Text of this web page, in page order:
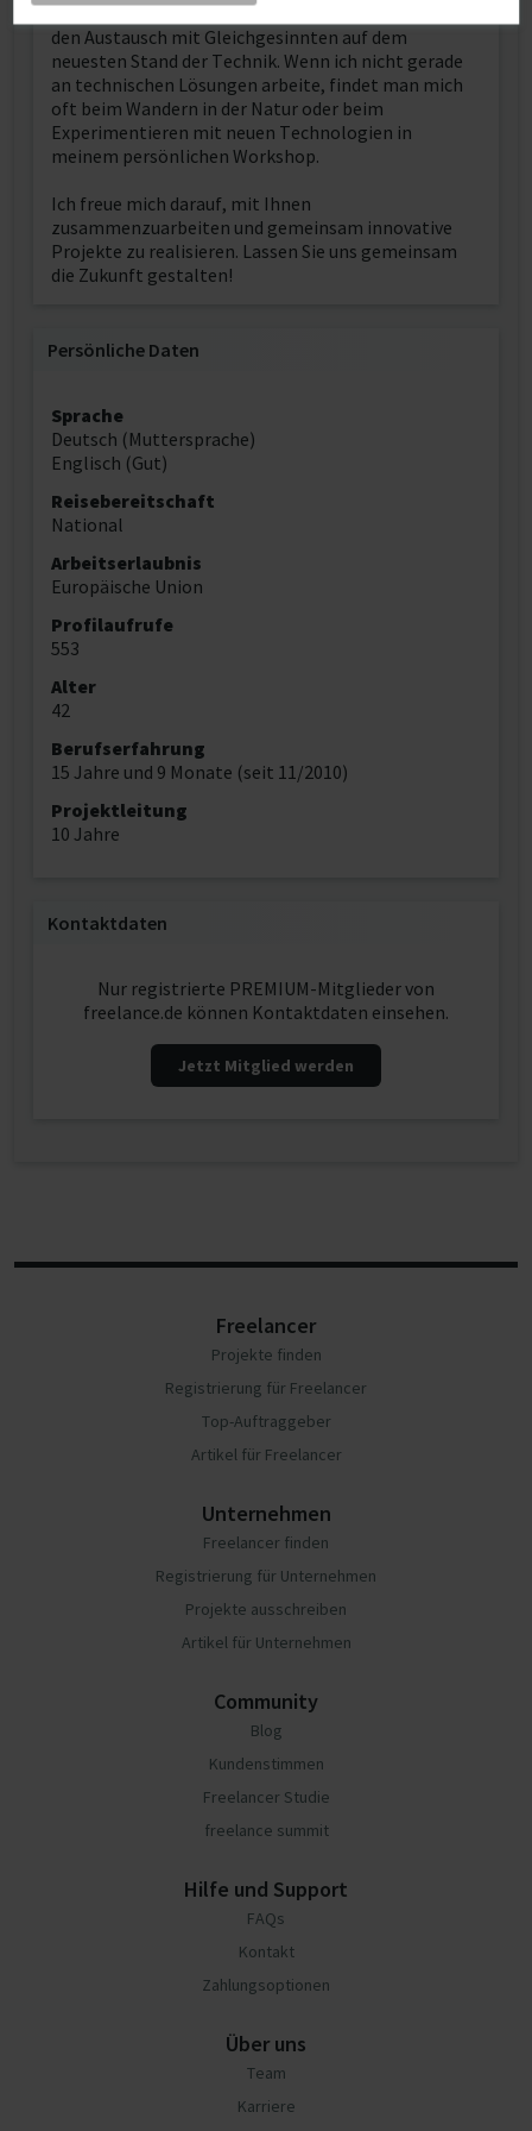
Weiterbildung, den Besuch von Fachkonferenzen und
den Austausch mit Gleichgesinnten auf dem
neuesten Stand der Technik. Wenn ich nicht gerade
an technischen Lösungen arbeite, findet man mich
oft beim Wandern in der Natur oder beim
Experimentieren mit neuen Technologien in
meinem persönlichen Workshop.
Ich freue mich darauf, mit Ihnen
zusammenzuarbeiten und gemeinsam innovative
Projekte zu realisieren. Lassen Sie uns gemeinsam
die Zukunft gestalten!
Persönliche Daten
Sprache
Deutsch (Muttersprache)
Englisch (Gut)
Reisebereitschaft
National
Arbeitserlaubnis
Europäische Union
Profilaufrufe
553
Alter
42
Berufserfahrung
15 Jahre und 9 Monate (seit 11/2010)
Projektleitung
10 Jahre
Kontaktdaten
Nur registrierte PREMIUM-Mitglieder von
freelance.de können Kontaktdaten einsehen.
Jetzt Mitglied werden
Freelancer
Projekte finden
Registrierung für Freelancer
Top-Auftraggeber
Artikel für Freelancer
Unternehmen
Freelancer finden
Registrierung für Unternehmen
Projekte ausschreiben
Artikel für Unternehmen
Community
Blog
Kundenstimmen
Freelancer Studie
freelance summit
Hilfe und Support
FAQs
Kontakt
Zahlungsoptionen
Über uns
Team
Karriere